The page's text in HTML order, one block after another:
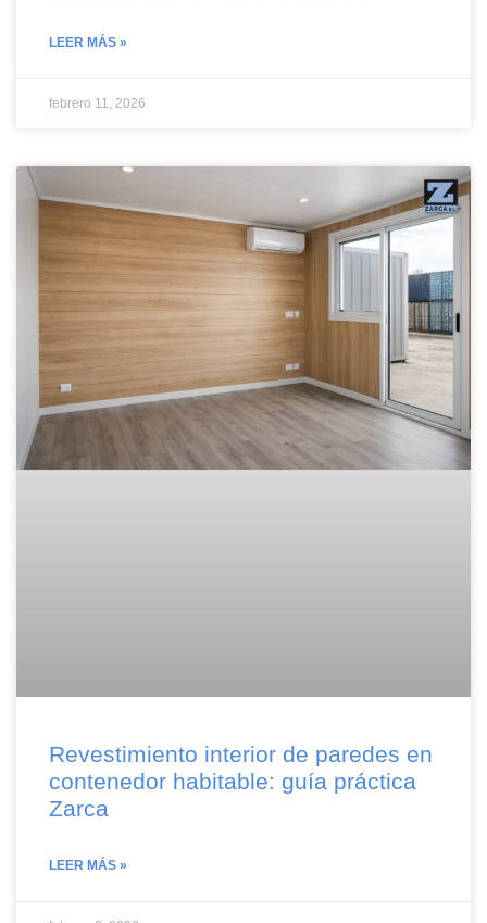
LEER MÁS »
febrero 11, 2026
Revestimiento interior de paredes en
contenedor habitable: guía práctica
Zarca
LEER MÁS »